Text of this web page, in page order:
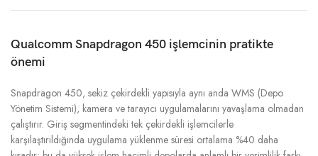
Qualcomm Snapdragon 450 işlemcinin pratikte
önemi
Snapdragon 450, sekiz çekirdekli yapısıyla aynı anda WMS (Depo
Yönetim Sistemi), kamera ve tarayıcı uygulamalarını yavaşlama olmadan
çalıştırır. Giriş segmentindeki tek çekirdekli işlemcilerle
karşılaştırıldığında uygulama yüklenme süresi ortalama %40 daha